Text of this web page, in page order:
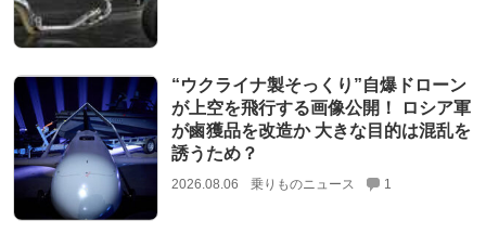
“ウクライナ製そっくり”自爆ドローン
が上空を飛行する画像公開！ ロシア軍
が鹵獲品を改造か 大きな目的は混乱を
誘うため？
2026.08.06 乗りものニュース 1